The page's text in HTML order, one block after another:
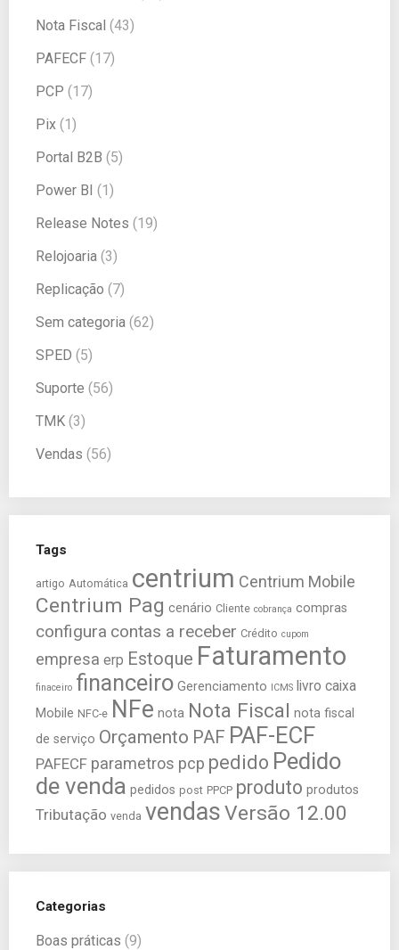
Nota Fiscal (43)
PAFECF (17)
PCP (17)
Pix (1)
Portal B2B (5)
Power BI (1)
Release Notes (19)
Relojoaria (3)
Replicação (7)
Sem categoria (62)
SPED (5)
Suporte (56)
TMK (3)
Vendas (56)
Tags
artigo Automática centrium Centrium Mobile
Centrium Pag cenário Cliente cobrança compras
configura contas a receber Crédito cupom
empresa erp Estoque Faturamento
finaceiro financeiro Gerenciamento ICMS livro caixa
Mobile NFC-e NFe nota Nota Fiscal nota fiscal
de serviço Orçamento PAF PAF-ECF
PAFECF parametros pcp pedido Pedido
de venda pedidos post PPCP produto produtos
Tributação venda vendasVersão 12.00
Categorias
Boas práticas (9)